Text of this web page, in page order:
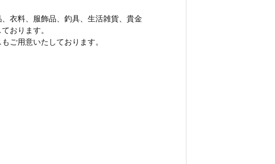
衣料、服飾品、釣具、生活雑貨、貴金
おります。
ご用意いたしております。